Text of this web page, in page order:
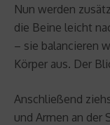
Nun werden
die Beine leicht
– sie balancieren
Körper aus. Der
Anschließend
und Armen an der